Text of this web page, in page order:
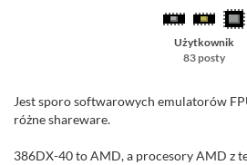
Użytkownik
83 posty
Jest sporo softwarowych emulatorów
różne shareware.
386DX-40 to AMD, a procesory AMD z